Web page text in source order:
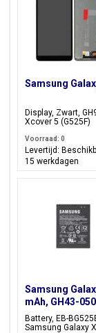
Samsung
Display, Zwart,
Xcover 5 (G525F)
Voorraad: 0
Levertijd:
15 werkdagen
Samsung
mAh, GH43-
Battery, EB-
Samsung Galaxy